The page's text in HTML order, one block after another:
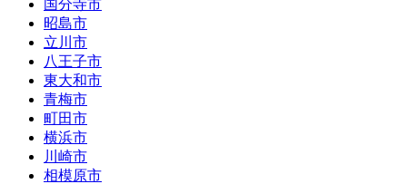
国分寺市
昭島市
立川市
八王子市
東大和市
青梅市
町田市
横浜市
川崎市
相模原市